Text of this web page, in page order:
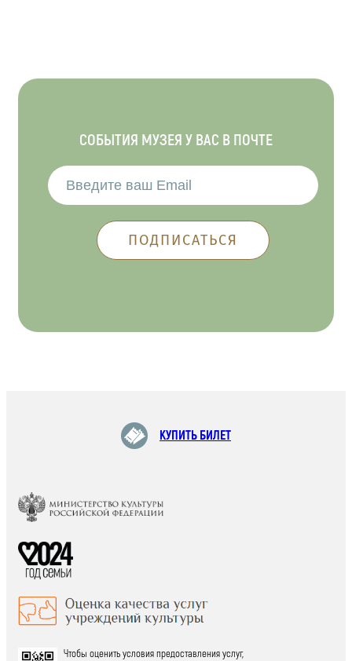
СОБЫТИЯ МУЗЕЯ У ВАС В ПОЧТЕ
КУПИТЬ БИЛЕТ
Чтобы оценить условия предоставления услуг,